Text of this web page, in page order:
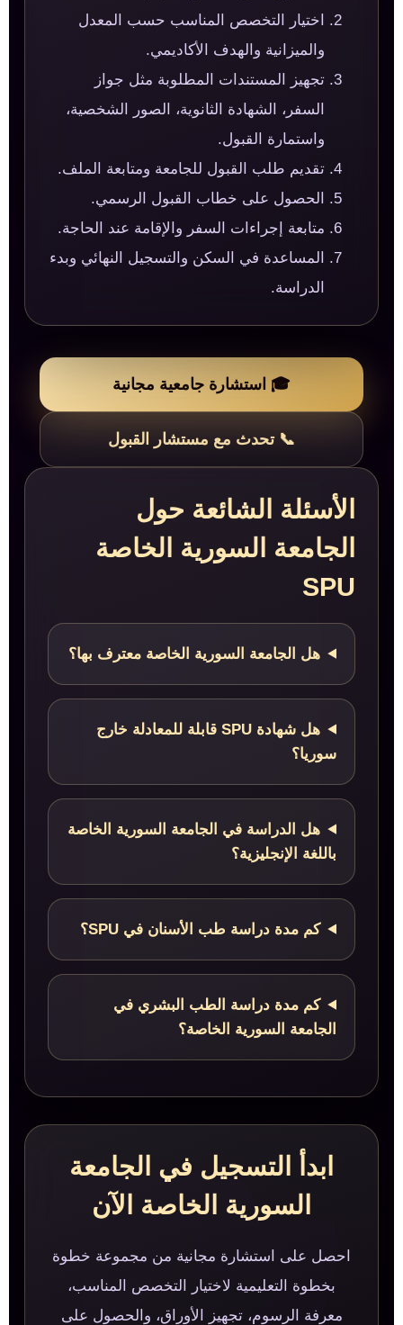
اختيار التخصص المناسب حسب المعدل
والميزانية والهدف الأكاديمي.
تجهيز المستندات المطلوبة مثل جواز
السفر، الشهادة الثانوية، الصور الشخصية،
واستمارة القبول.
تقديم طلب القبول للجامعة ومتابعة الملف.
الحصول على خطاب القبول الرسمي.
متابعة إجراءات السفر والإقامة عند الحاجة.
المساعدة في السكن والتسجيل النهائي وبدء
الدراسة.
🎓 استشارة جامعية مجانية
📞 تحدث مع مستشار القبول
الأسئلة الشائعة حول
الجامعة السورية الخاصة
SPU
هل الجامعة السورية الخاصة معترف بها؟
هل شهادة SPU قابلة للمعادلة خارج
سوريا؟
هل الدراسة في الجامعة السورية الخاصة
باللغة الإنجليزية؟
كم مدة دراسة طب الأسنان في SPU؟
كم مدة دراسة الطب البشري في
الجامعة السورية الخاصة؟
ابدأ التسجيل في الجامعة
السورية الخاصة الآن
احصل على استشارة مجانية من مجموعة خطوة
بخطوة التعليمية لاختيار التخصص المناسب،
معرفة الرسوم، تجهيز الأوراق، والحصول على